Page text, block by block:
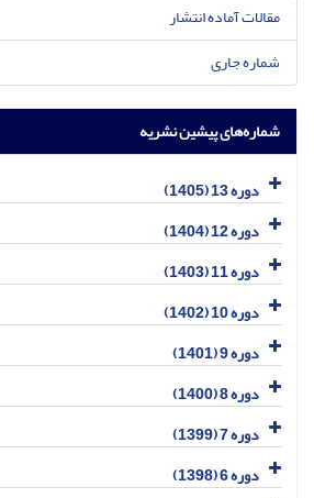
مقالات آماده انتشار
شماره جاری
شماره‌های پیشین نشریه
دوره 13 (1405)
دوره 12 (1404)
دوره 11 (1403)
دوره 10 (1402)
دوره 9 (1401)
دوره 8 (1400)
دوره 7 (1399)
دوره 6 (1398)